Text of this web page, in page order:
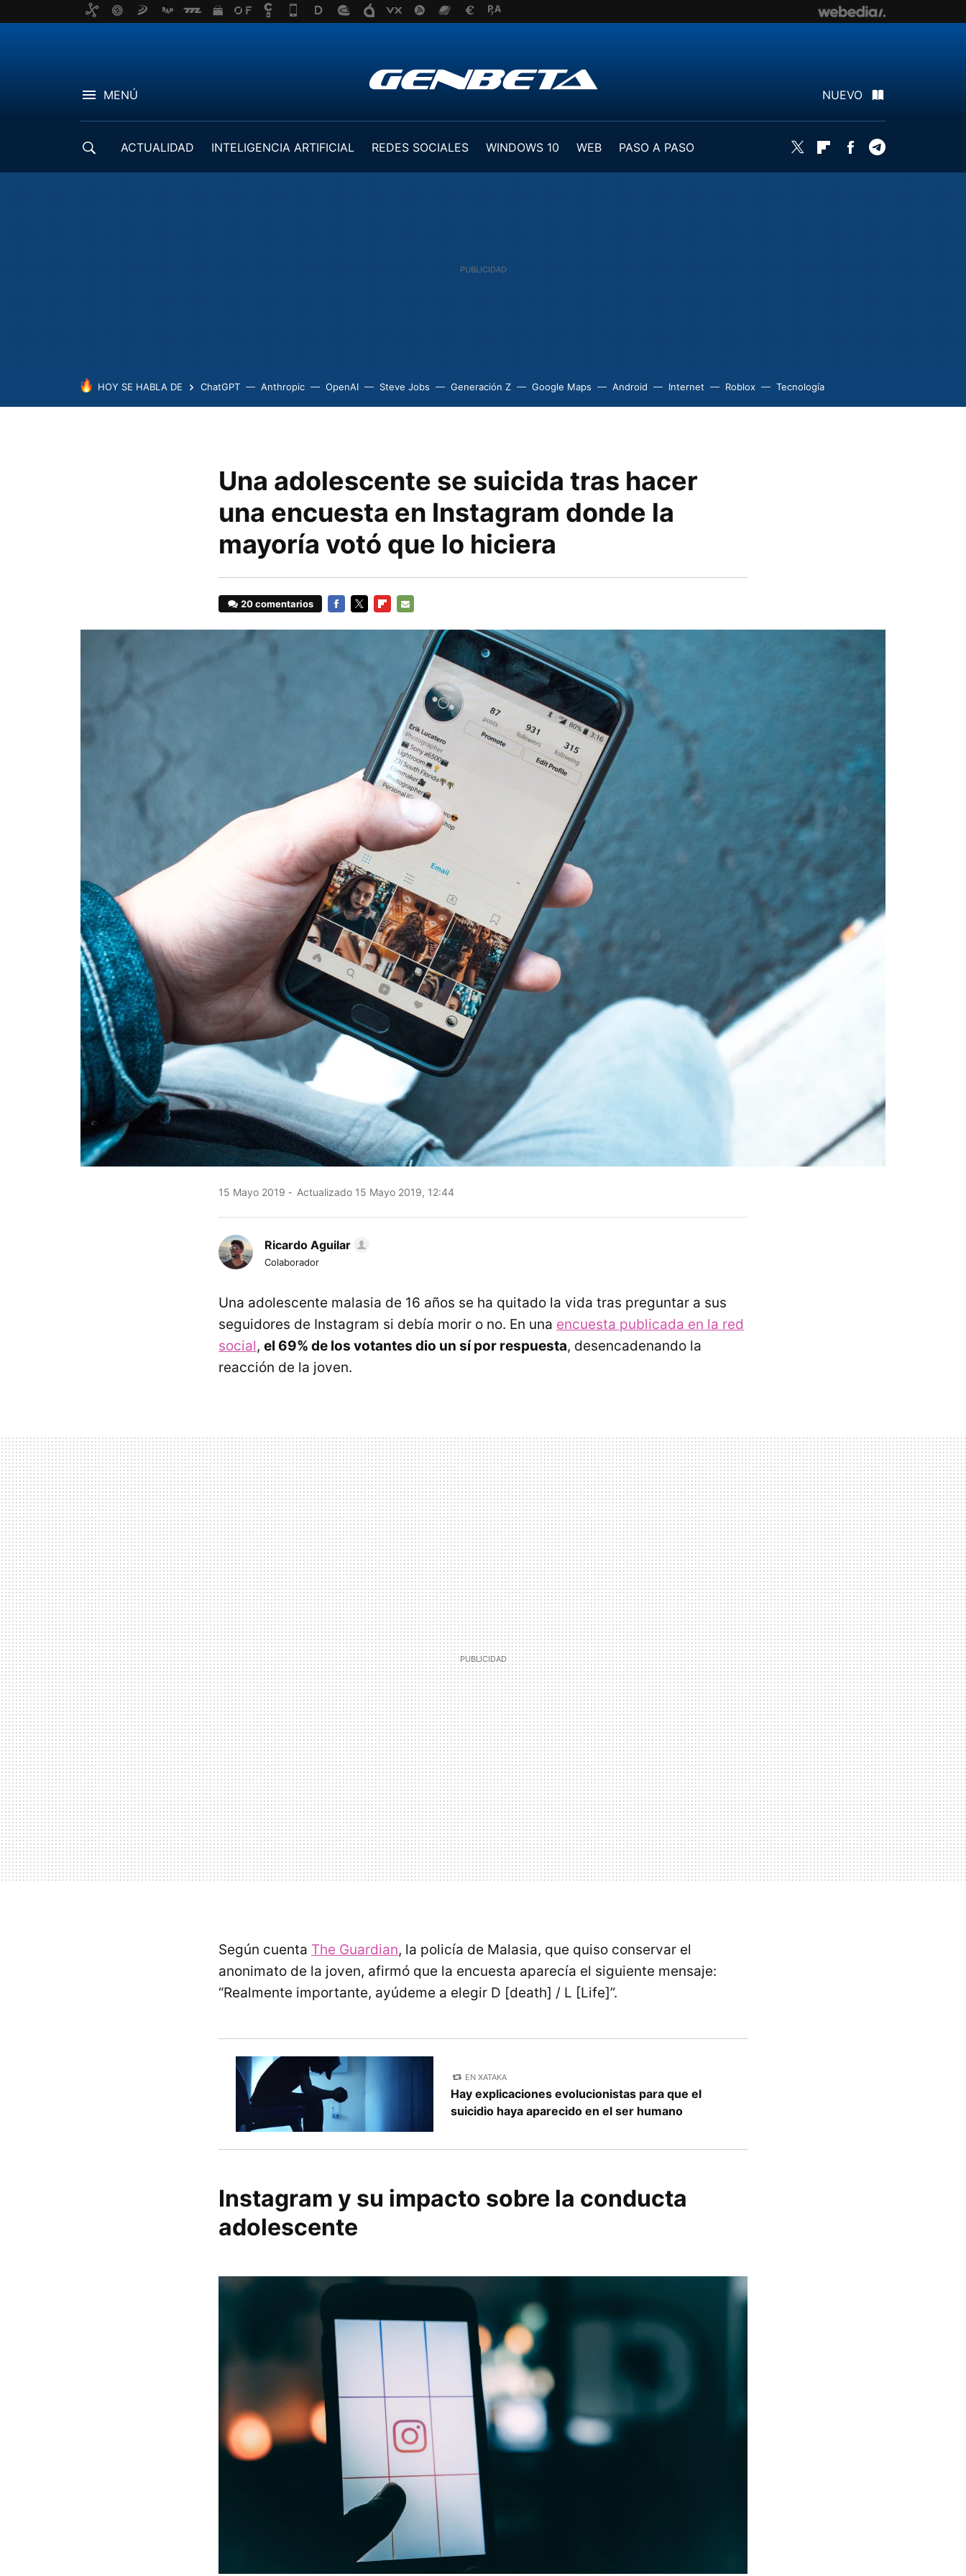
MENÚ NUEVO
ACTUALIDAD INTELIGENCIA ARTIFICIAL REDES SOCIALES WINDOWS 10 WEB
PASO A PASO
Twitter FlipboardFacebook
HOY SE HABLA DE ChatGPT Anthropic OpenAI Steve Jobs Generación Z Google Maps Android Internet Roblox Tecnología
Una adolescente se suicida tras hacer
una encuesta en Instagram donde la
mayoría votó que lo hiciera
20 comentarios
15 Mayo 2019 Actualizado 15 Mayo 2019, 12:44
Ricardo Aguilar
Colaborador
Una adolescente malasia de 16 años se ha quitado la vida tras preguntar a sus
seguidores de Instagram si debía morir o no. En una encuesta publicada en la red
social, el 69% de los votantes dio un sí por respuesta, desencadenando la
reacción de la joven.
Según cuenta The Guardian, la policía de Malasia, que quiso conservar el
anonimato de la joven, afirmó que la encuesta aparecía el siguiente mensaje:
“Realmente importante, ayúdeme a elegir D [death] / L [Life]”.
EN XATAKA
Hay explicaciones evolucionistas para que el
suicidio haya aparecido en el ser humano
Instagram y su impacto sobre la conducta
adolescente